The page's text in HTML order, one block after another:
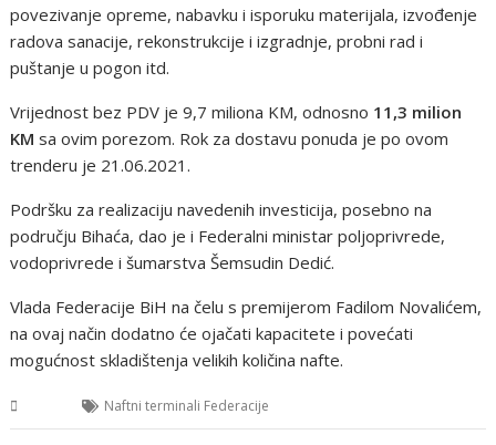
povezivanje opreme, nabavku i isporuku materijala, izvođenje
radova sanacije, rekonstrukcije i izgradnje, probni rad i
puštanje u pogon itd.
Vrijednost bez PDV je 9,7 miliona KM, odnosno 11,3 milion
KM sa ovim porezom. Rok za dostavu ponuda je po ovom
trenderu je 21.06.2021.
Podršku za realizaciju navedenih investicija, posebno na
području Bihaća, dao je i Federalni ministar poljoprivrede,
vodoprivrede i šumarstva Šemsudin Dedić.
Vlada Federacije BiH na čelu s premijerom Fadilom Novalićem,
na ovaj način dodatno će ojačati kapacitete i povećati
mogućnost skladištenja velikih količina nafte.
Naftni terminali Federacije